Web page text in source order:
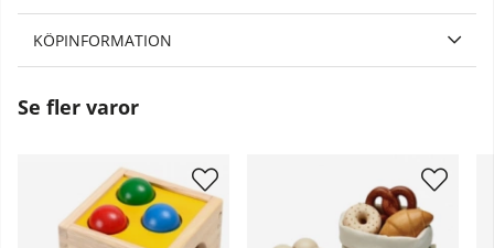
KÖPINFORMATION
Se fler varor